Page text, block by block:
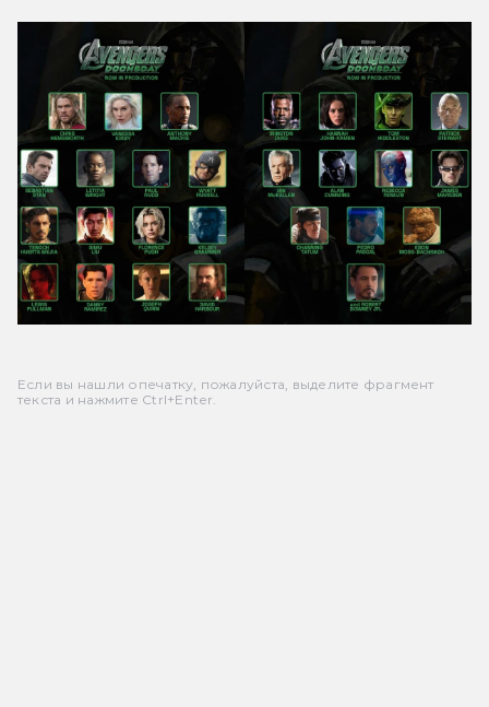
Если вы нашли опечатку, пожалуйста, выделите фрагмент
текста и нажмите Ctrl+Enter.